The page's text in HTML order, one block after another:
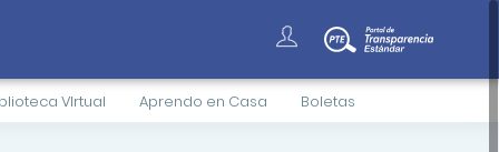
VIrtual Aprendo en Casa Boletas